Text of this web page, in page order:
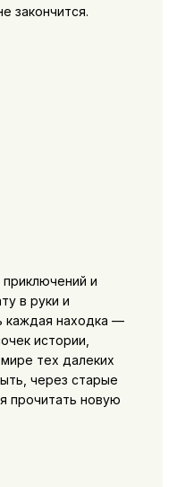
закончится.
и
в руки и
каждая находка —
истории,
тех далеких
через старые
прочитать новую